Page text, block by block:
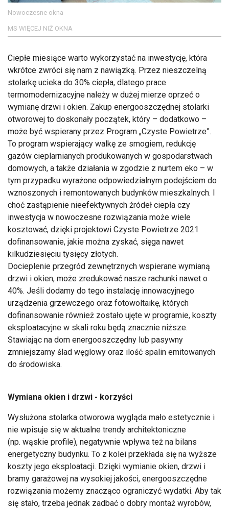
Nowoczesne okna
MS WIĘCEJ NIŻ OKNA
Ciepłe miesiące warto wykorzystać na inwestycję, która
wkrótce zwróci się nam z nawiązką. Przez nieszczelną
stolarkę ucieka do 30% ciepła, dlatego prace
termomodernizacyjne należy w dużej mierze oprzeć o
wymianę drzwi i okien. Zakup energooszczędnej stolarki
otworowej to doskonały początek, który – dodatkowo –
może być wspierany przez Program „Czyste Powietrze”.
To program wspierający walkę ze smogiem, redukcję
gazów cieplarnianych produkowanych w gospodarstwach
domowych, a także działania w zgodzie z nurtem eko – w
tym przypadku wyrażone odpowiedzialnym podejściem do
wznoszonych i remontowanych budynków mieszkalnych. I
choć zastąpienie nieefektywnych źródeł ciepła czy
inwestycja w nowoczesne rozwiązania może wiele
kosztować, dzięki projektowi Czyste Powietrze 2021
dofinansowanie, jakie można zyskać, sięga nawet
kilkudziesięciu tysięcy złotych.
Docieplenie przegród zewnętrznych wspierane wymianą
drzwi i okien, może zredukować nasze rachunki nawet o
40%. Jeśli dodamy do tego instalację innowacyjnego
urządzenia grzewczego oraz fotowoltaikę, których
dofinansowanie również zostało ujęte w programie, koszty
eksploatacyjne w skali roku będą znacznie niższe.
Stawiając na dom energooszczędny lub pasywny
zmniejszamy ślad węglowy oraz ilość spalin emitowanych
do środowiska.
Wymiana okien i drzwi - korzyści
Wysłużona stolarka otworowa wygląda mało estetycznie i
nie wpisuje się w aktualne trendy architektoniczne
(np. wąskie profile), negatywnie wpływa też na bilans
energetyczny budynku. To z kolei przekłada się na wyższe
koszty jego eksploatacji. Dzięki wymianie okien, drzwi i
bramy garażowej na wysokiej jakości, energooszczędne
rozwiązania możemy znacząco ograniczyć wydatki. Aby tak
się stało, trzeba jednak zadbać o dobry montaż wyrobów,